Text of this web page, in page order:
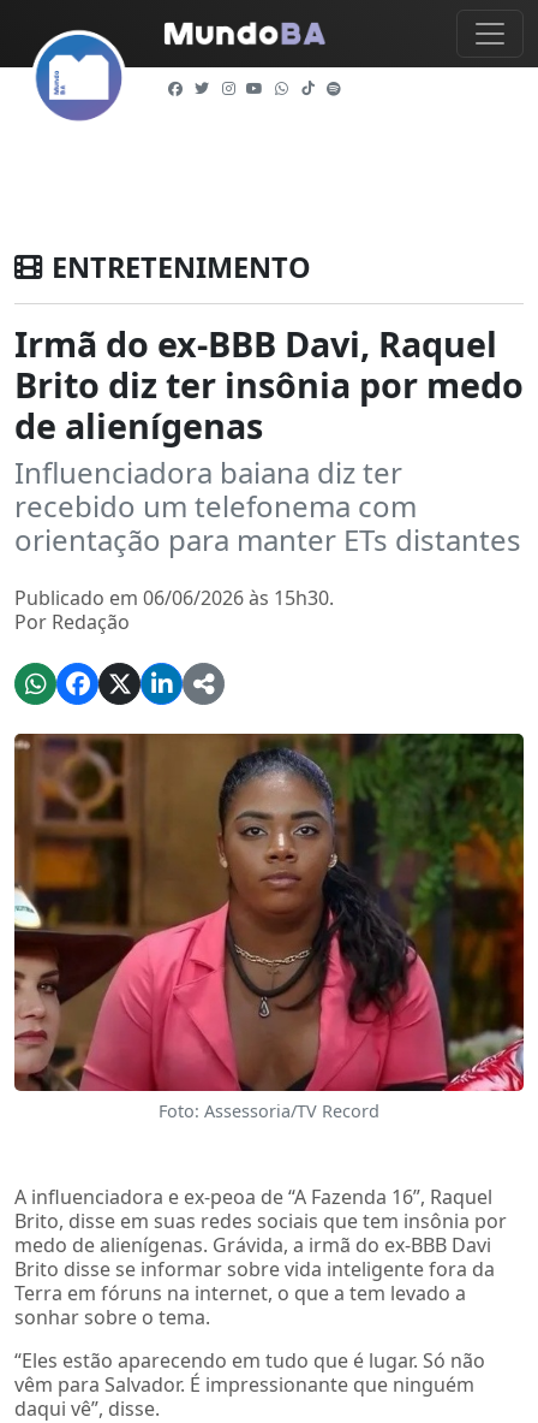
ENTRETENIMENTO
Irmã do ex-BBB Davi, Raquel
Brito diz ter insônia por medo
de alienígenas
Influenciadora baiana diz ter
recebido um telefonema com
orientação para manter ETs distantes
Publicado em 06/06/2026 às 15h30.
Por Redação
Foto: Assessoria/TV Record
A influenciadora e ex-peoa de “A Fazenda 16”, Raquel
Brito, disse em suas redes sociais que tem insônia por
medo de alienígenas. Grávida, a irmã do ex-BBB Davi
Brito disse se informar sobre vida inteligente fora da
Terra em fóruns na internet, o que a tem levado a
sonhar sobre o tema.
“Eles estão aparecendo em tudo que é lugar. Só não
vêm para Salvador. É impressionante que ninguém
daqui vê”, disse.